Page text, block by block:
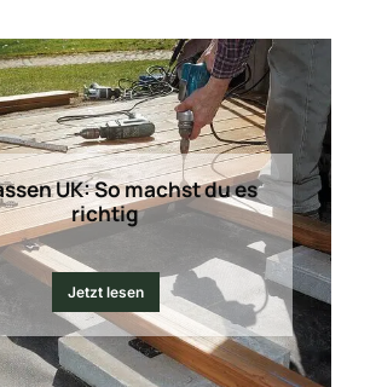
UK: So machst du es
richtig
Jetzt lesen